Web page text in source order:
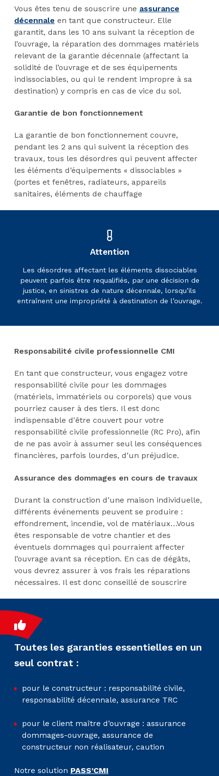
Vous êtes tenu de souscrire une assurance
décennale en tant que constructeur. Elle
garantit, dans les 10 ans suivant la réception de
l’ouvrage, la réparation des dommages matériels
relevant de la garantie décennale (affectant la
solidité de l’ouvrage et de ses équipements
indissociables, ou qui le rendent impropre à sa
destination) y compris en cas de vice du sol.
Garantie de bon fonctionnement
La garantie de bon fonctionnement couvre,
pendant les 2 ans qui suivent la réception des
travaux, tous les désordres qui peuvent affecter
les éléments d’équipements « dissociables »
(portes et fenêtres, radiateurs, appareils
sanitaires, éléments de chauffage
Attention
Les désordres affectant les éléments dissociables
peuvent parfois être requalifiés, par une décision de
justice, en sinistres de nature décennale, lorsqu’ils
entraînent une impropriété à destination de l’ouvrage.
Responsabilité civile professionnelle CMI
En tant que constructeur, vous engagez votre
responsabilité civile pour les dommages
(matériels, immatériels ou corporels) que vous
pourriez causer à des tiers. Il est donc
indispensable d'être couvert pour votre
responsabilité civile professionnelle (RC Pro), afin
de ne pas avoir à assumer seul les conséquences
financières, parfois lourdes, d’un préjudice.
Assurance des dommages en cours de travaux
Durant la construction d’une maison individuelle,
différents événements peuvent se produire :
effondrement, incendie, vol de matériaux…Vous
êtes responsable de votre chantier et des
éventuels dommages qui pourraient affecter
l’ouvrage avant sa réception. En cas de dégâts,
vous devrez assurer à vos frais les réparations
nécessaires. Il est donc conseillé de souscrire
Toutes les garanties essentielles en un
seul contrat :
pour le constructeur : responsabilité civile,
responsabilité décennale, assurance TRC
pour le client maître d’ouvrage : assurance
dommages-ouvrage, assurance de
constructeur non réalisateur, caution
Notre solution PASS’CMI